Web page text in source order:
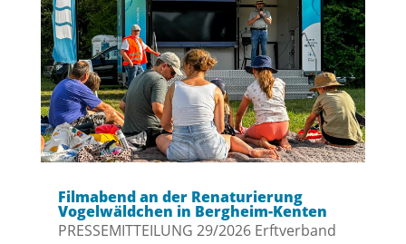
Filmabend an der Renaturierung
Vogelwäldchen in Bergheim-Kenten
PRESSEMITTEILUNG 29/2026 Erftverband